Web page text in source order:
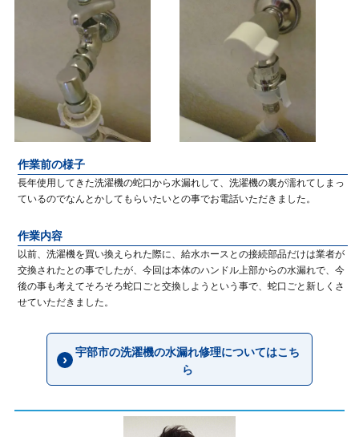
作業前の様子
長年使用してきた洗濯機の蛇口から水漏れして、洗濯機の裏が濡れてしまっ
ているのでなんとかしてもらいたいとの事でお電話いただきました。
作業内容
以前、洗濯機を買い換えられた際に、給水ホースとの接続部品だけは業者が
交換されたとの事でしたが、今回は本体のハンドル上部からの水漏れで、今
後の事も考えてそろそろ蛇口ごと交換しようという事で、蛇口ごと新しくさ
せていただきました。
宇部市の洗濯機の水漏れ修理についてはこち
ら